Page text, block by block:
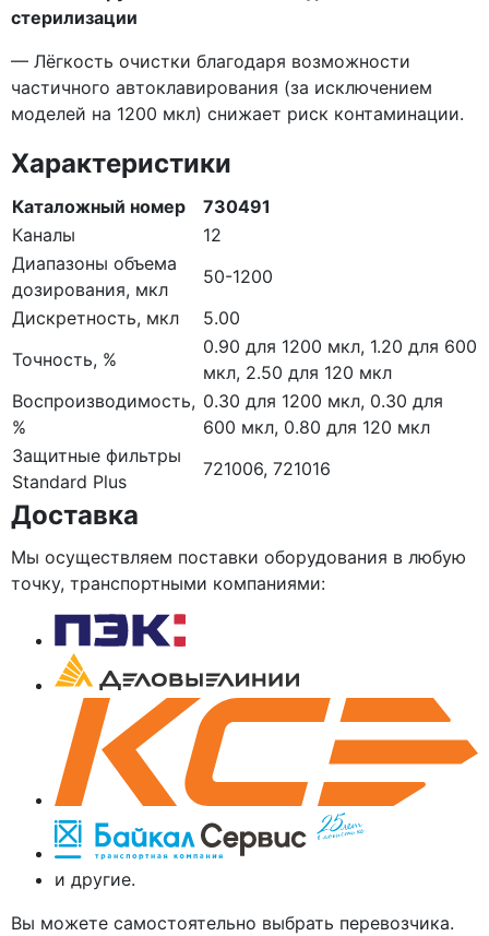
стерилизации
— Лёгкость очистки благодаря возможности
частичного автоклавирования (за исключением
моделей на 1200 мкл) снижает риск контаминации.
Характеристики
Каталожный номер
730491
Каналы
12
Диапазоны объема
дозирования, мкл
50-1200
Дискретность, мкл
5.00
Точность, %
0.90 для 1200 мкл, 1.20 для 600
мкл, 2.50 для 120 мкл
Воспроизводимость,
%
0.30 для 1200 мкл, 0.30 для
600 мкл, 0.80 для 120 мкл
Защитные фильтры
Standard Plus
721006, 721016
Доставка
Мы осуществляем поставки оборудования в любую
точку, транспортными компаниями:
и другие.
Вы можете самостоятельно выбрать перевозчика.